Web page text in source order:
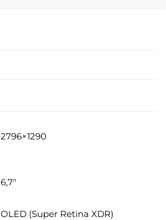
2796×1290
6,7″
OLED (Super Retina XDR)